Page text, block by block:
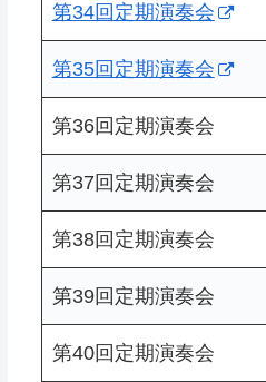
第34回定期演奏会
第35回定期演奏会
第36回定期演奏会
第37回定期演奏会
第38回定期演奏会
第39回定期演奏会
第40回定期演奏会